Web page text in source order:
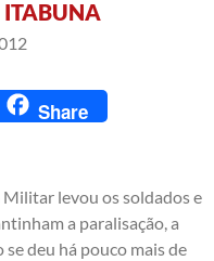
ITABUNA
Share
levou os soldados e
a paralisação, a
deu há pouco mais de